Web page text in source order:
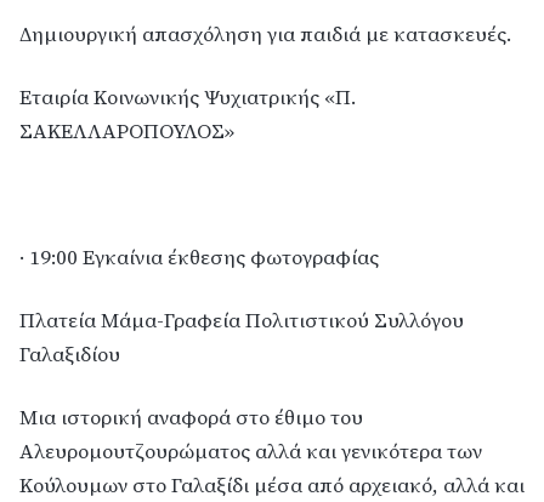
Δημιουργική απασχόληση για παιδιά με κατασκευές.
Εταιρία Κοινωνικής Ψυχιατρικής «Π.
ΣΑΚΕΛΛΑΡΟΠΟΥΛΟΣ»
· 19:00 Εγκαίνια έκθεσης φωτογραφίας
Πλατεία Μάμα-Γραφεία Πολιτιστικού Συλλόγου
Γαλαξιδίου
Μια ιστορική αναφορά στο έθιμο του
Αλευρομουτζουρώματος αλλά και γενικότερα των
Κούλουμων στο Γαλαξίδι μέσα από αρχειακό, αλλά και